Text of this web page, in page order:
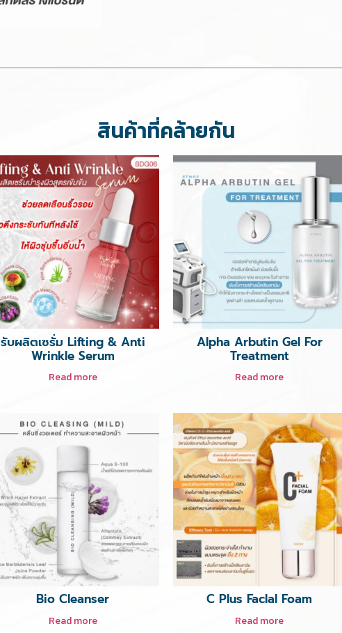
สินค้าที่คล้ายกัน
รับผลิตเซรั่ม Lifting & Anti
Wrinkle Serum
Read more
Alpha Arbutin Gel For
Treatment
Read more
Bio Cleanser
Read more
C Plus Faclal Foam
Read more